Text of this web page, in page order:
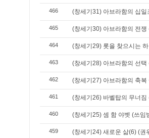
466 (창세기31) 아브라함의 십일
465 (창세기30) 아브라함의 전쟁
464 (창세기29) 롯을 찾으시는
463 (창세기28) 아브라함의 선
462 (창세기27) 아브라함의 축복
461 (창세기26) 바벨탑의 무너
460 (창세기25) 셈 함 야벳 (쓰임
459 (창세기24) 새로운 삶(6) (권